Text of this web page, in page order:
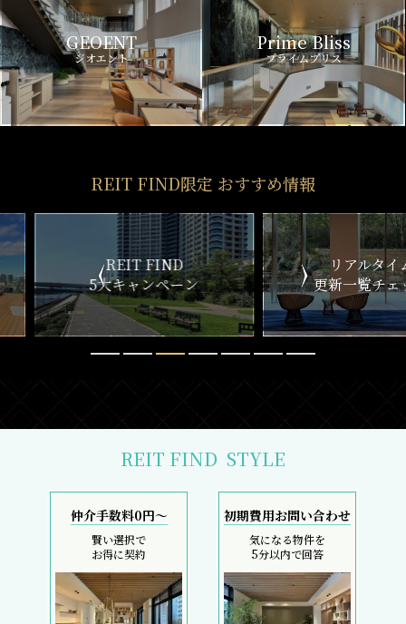
GEOENT
ジオエント
Prime Bliss
プライムブリス
REIT FIND限定 おすすめ情報
ン
リアルタイム
更新一覧チェック
新
REIT FIND STYLE
仲介手数料0円～
賢い選択で
お得に契約
初期費用お問い合わせ
気になる物件を
5分以内で回答